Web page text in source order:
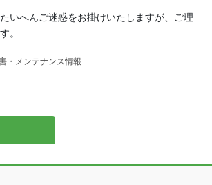
いへんご迷惑をお掛けいたしますが、ご理
。
・メンテナンス情報